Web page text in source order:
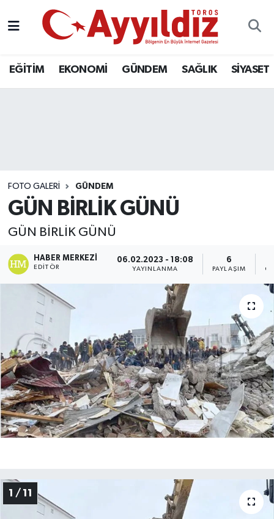
EĞİTİM EKONOMİ GÜNDEM SAĞLIK SİYASET
FOTO GALERI GÜNDEM
GÜN BİRLİK GÜNÜ
GÜN BİRLİK GÜNÜ
HABER MERKEZI
EDITÖR
06.02.2023 - 18:08
YAYINLANMA
6
PAYLAŞIM
1 / 11